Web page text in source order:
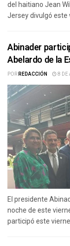
del haitiano Jean
Jersey divulgó este
Abinader
Abelardo de la
PORREDACCIÓN 8 DE
El presidente
noche de este
participó este